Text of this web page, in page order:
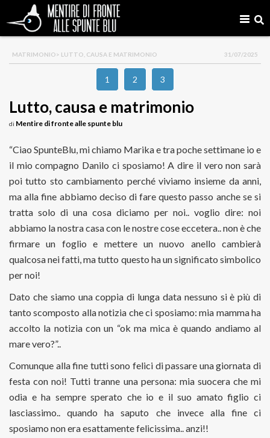
MATRIMONIO> LUTTO, CAUSA E MATRIMONIO 31/07/2025
1 2 3
Lutto, causa e matrimonio
di Mentire di fronte alle spunte blu
“Ciao SpunteBlu, mi chiamo Marika e tra poche settimane io e
il mio compagno Danilo ci sposiamo! A dire il vero non sarà
poi tutto sto cambiamento perché viviamo insieme da anni,
ma alla fine abbiamo deciso di fare questo passo anche se si
tratta solo di una cosa diciamo per noi.. voglio dire: noi
abbiamo la nostra casa con le nostre cose eccetera.. non è che
firmare un foglio e mettere un nuovo anello cambierà
qualcosa nei fatti, ma tutto questo ha un significato simbolico
per noi!
Dato che siamo una coppia di lunga data nessuno si è più di
tanto scomposto alla notizia che ci sposiamo: mia mamma ha
accolto la notizia con un “ok ma mica è quando andiamo al
mare vero?”..
Comunque alla fine tutti sono felici di passare una giornata di
festa con noi! Tutti tranne una persona: mia suocera che mi
odia e ha sempre sperato che io e il suo amato figlio ci
lasciassimo.. quando ha saputo che invece alla fine ci
sposiamo non era esattamente felicissima.. anzi!!